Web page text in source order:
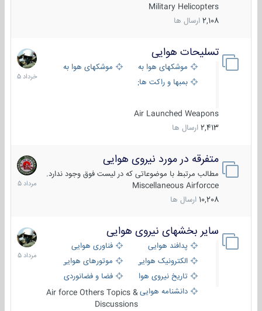
Military Helicopters
2,108 ارسال ها
تسلیحات هوایی
موشکهای هوا به هوا
موشکهای هوا به سطح
بمبها و راکت های هوایی
Air Launched Weapons
2,413 ارسال ها
30
خرداد
1405
متفرقه در مورد نیروی هوایی
مطالب مرتبط با موضوعاتی که در لیست فوق وجود ندارد.
Miscellaneous Airforcce
10,208 ارسال ها
7
مرداد
1405
سایر بخشهای نیروی هوایی
پدافند هوایی
فناوری هوایی
الکترونیک هوایی
موتورهای هوایی
تاریخ نیروی هوایی
فضا و فضانوردی
دانشنامه هواییAir force Others Topics &
Discussions
2
مرداد
1405